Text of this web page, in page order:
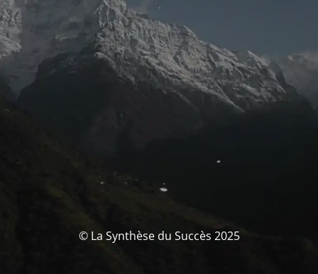
© La Synthèse du Succès 2025